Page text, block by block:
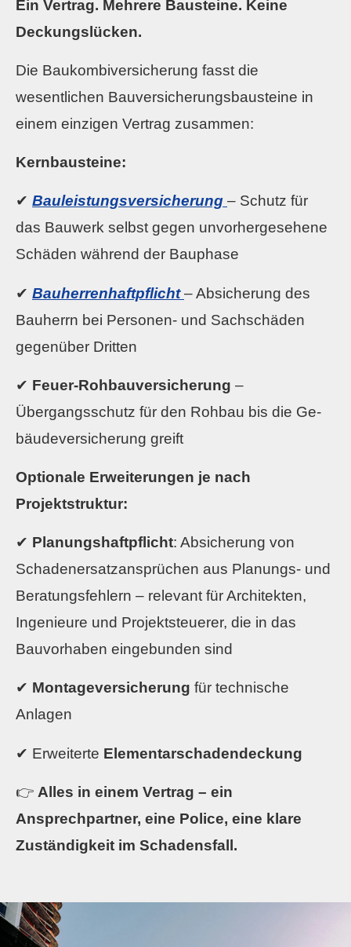
Ein Vertrag. Mehrere Bausteine. Keine
Deckungslücken.
Die Baukombiversicherung fasst die
wesentlichen Bauversicherungsbausteine in
einem einzigen Vertrag zusammen:
Kernbausteine:
✔ Bauleistungsversicherung – Schutz für
das Bauwerk selbst gegen unvorhergesehene
Schäden während der Bauphase
✔ Bau­herren­haft­pflicht – Absicherung des
Bauherrn bei Per­sonen- und Sachschäden
gegenüber Dritten
✔ Feuer-Rohbauversicherung –
Übergangsschutz für den Rohbau bis die Ge­
bäude­ver­si­che­rung greift
Optionale Erweiterungen je nach
Projektstruktur:
✔ Planungshaftpflicht: Absicherung von
Schadenersatzansprüchen aus Planungs- und
Beratungsfehlern – relevant für Architekten,
Ingenieure und Projektsteuerer, die in das
Bauvorhaben eingebunden sind
✔ Montageversicherung für technische
Anlagen
✔ Erweiterte Elementarschadendeckung
👉 Alles in einem Vertrag – ein
Ansprechpartner, eine Police, eine klare
Zuständigkeit im Schadensfall.